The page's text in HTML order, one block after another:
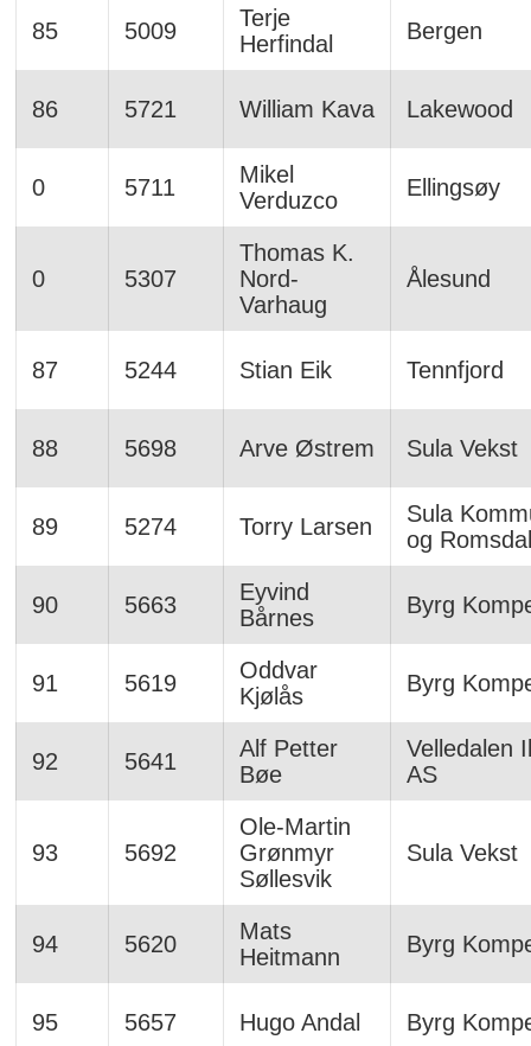
85 5009
Terje
Herfindal
Bergen
86 5721 William Kava Lakewood
0 5711
Mikel
Verduzco
Ellingsøy
0 5307
Thomas K.
Nord-
Varhaug
Ålesund
87 5244 Stian Eik Tennfjord
88 5698 Arve Østrem Sula Vekst
89 5274 Torry Larsen
Sula
og Romsdal
90 5663
Eyvind
Bårnes
Byrg
91 5619
Oddvar
Kjølås
Byrg
92 5641
Alf Petter
Bøe
Velledalen
AS
93 5692
Ole-Martin
Grønmyr
Søllesvik
Sula Vekst
94 5620
Mats
Heitmann
Byrg
95 5657 Hugo Andal Byrg